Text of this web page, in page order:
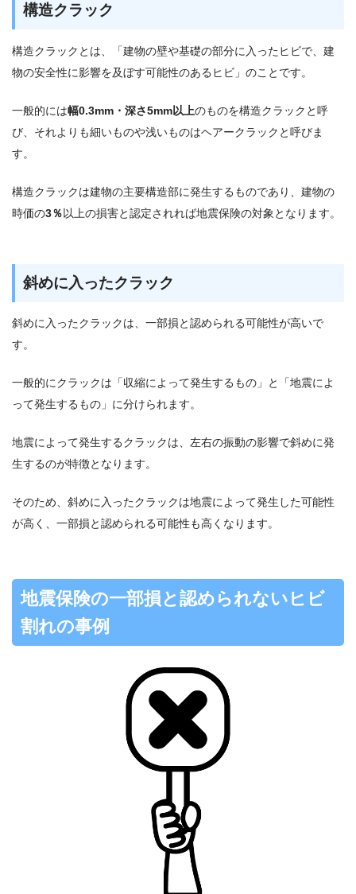
構造クラック
構造クラックとは、「建物の壁や基礎の部分に入ったヒビで、建
物の安全性に影響を及ぼす可能性のあるヒビ」のことです。
一般的には幅0.3mm・深さ5mm以上のものを構造クラックと呼
び、それよりも細いものや浅いものはヘアークラックと呼びま
す。
構造クラックは建物の主要構造部に発生するものであり、建物の
時価の3％以上の損害と認定されれば地震保険の対象となります。
斜めに入ったクラック
斜めに入ったクラックは、一部損と認められる可能性が高いで
す。
一般的にクラックは「収縮によって発生するもの」と「地震によ
って発生するもの」に分けられます。
地震によって発生するクラックは、左右の振動の影響で斜めに発
生するのが特徴となります。
そのため、斜めに入ったクラックは地震によって発生した可能性
が高く、一部損と認められる可能性も高くなります。
地震保険の一部損と認められないヒビ
割れの事例